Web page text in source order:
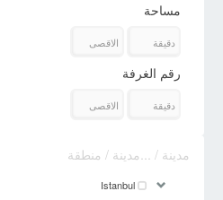
مساحة
رقم الغرفة
مدينة / ...مدينة / منطقة
Istanbul